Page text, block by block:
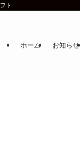
ト
ホーム お知らせ